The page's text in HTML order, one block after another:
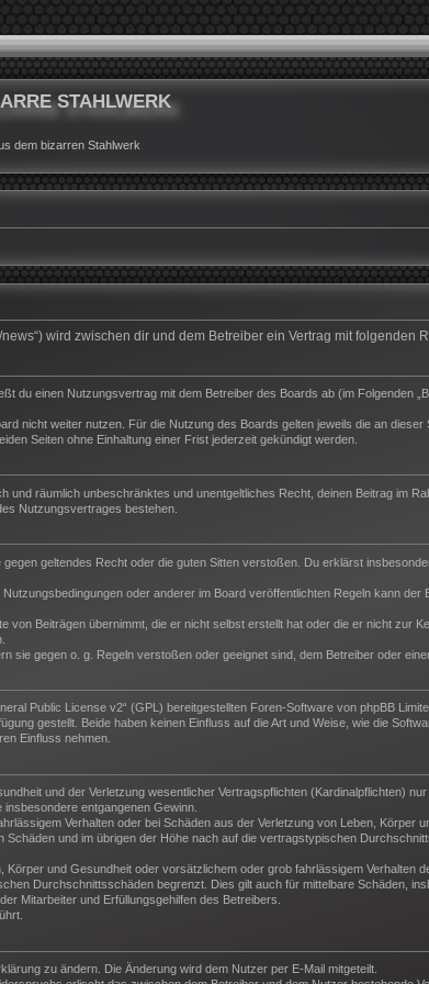
STAHLWERK
dem bizarren Stahlwerk
wird zwischen dir und dem Betreiber ein Vertrag mit folgenden
du einen Nutzungsvertrag mit dem Betreiber des Boards ab (im Folgenden
nicht weiter nutzen. Für die Nutzung des Boards gelten jeweils die an dieser
Seiten ohne Einhaltung einer Frist jederzeit gekündigt werden.
und räumlich unbeschränktes und unentgeltliches Recht, deinen Beitrag im
Nutzungsvertrages bestehen.
geltendes Recht oder die guten Sitten verstoßen. Du erklärst
oder anderer im Board veröffentlichten Regeln kann
Beiträgen übernimmt, die er nicht selbst erstellt hat oder die er nicht zur
sie gegen o. g. Regeln verstoßen oder geeignet sind, dem Betreiber oder
Public License v2“ (GPL) bereitgestellten Foren-Software von phpBB
gestellt. Beide haben keinen Einfluss auf die Art und Weise, wie die
Einfluss nehmen.
und der Verletzung wesentlicher Vertragspflichten (Kardinalpflichten)
entgangenen Gewinn.
Verhalten oder bei Schäden aus der Verletzung von Leben, Körper
und im übrigen der Höhe nach auf die vertragstypischen
und Gesundheit oder vorsätzlichem oder grob fahrlässigem Verhalten
Durchschnittsschäden begrenzt. Dies gilt auch für mittelbare Schäden,
Mitarbeiter und Erfüllungsgehilfen des Betreibers.
zu ändern. Die Änderung wird dem Nutzer per E-Mail mitgeteilt.